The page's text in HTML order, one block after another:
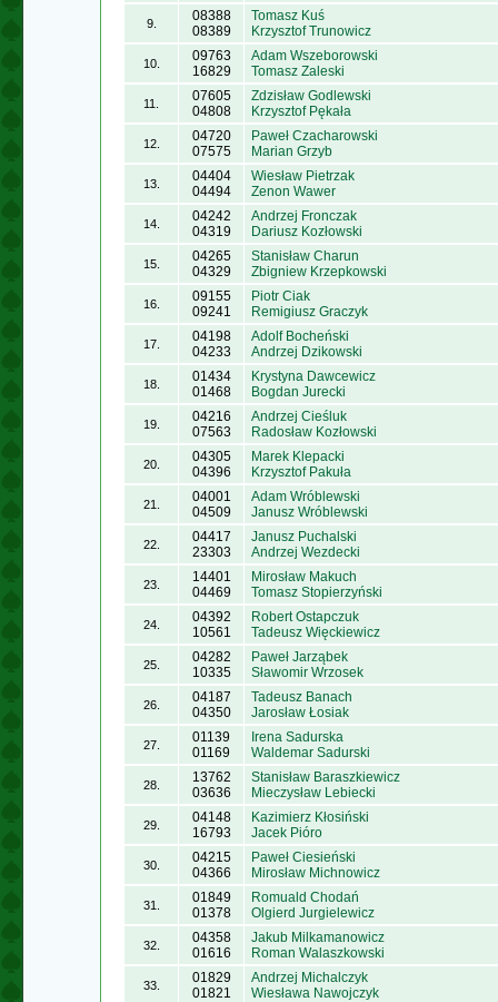
9.
08388
08389
Tomasz Kuś
Krzysztof Trunowicz
10.
09763
16829
Adam Wszeborowski
Tomasz Zaleski
11.
07605
04808
Zdzisław Godlewski
Krzysztof Pękała
12.
04720
07575
Paweł Czacharowski
Marian Grzyb
13.
04404
04494
Wiesław Pietrzak
Zenon Wawer
14.
04242
04319
Andrzej Fronczak
Dariusz Kozłowski
15.
04265
04329
Stanisław Charun
Zbigniew Krzepkowski
16.
09155
09241
Piotr Ciak
Remigiusz Graczyk
17.
04198
04233
Adolf Bocheński
Andrzej Dzikowski
18.
01434
01468
Krystyna Dawcewicz
Bogdan Jurecki
19.
04216
07563
Andrzej Cieśluk
Radosław Kozłowski
20.
04305
04396
Marek Klepacki
Krzysztof Pakuła
21.
04001
04509
Adam Wróblewski
Janusz Wróblewski
22.
04417
23303
Janusz Puchalski
Andrzej Wezdecki
23.
14401
04469
Mirosław Makuch
Tomasz Stopierzyński
24.
04392
10561
Robert Ostapczuk
Tadeusz Więckiewicz
25.
04282
10335
Paweł Jarząbek
Sławomir Wrzosek
26.
04187
04350
Tadeusz Banach
Jarosław Łosiak
27.
01139
01169
Irena Sadurska
Waldemar Sadurski
28.
13762
03636
Stanisław Baraszkiewicz
Mieczysław Lebiecki
29.
04148
16793
Kazimierz Kłosiński
Jacek Pióro
30.
04215
04366
Paweł Ciesieński
Mirosław Michnowicz
31.
01849
01378
Romuald Chodań
Olgierd Jurgielewicz
32.
04358
01616
Jakub Milkamanowicz
Roman Walaszkowski
33.
01829
01821
Andrzej Michalczyk
Wiesława Nawojczyk